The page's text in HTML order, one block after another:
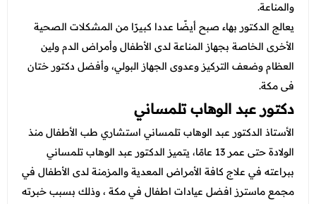
والمناعة.
يعالج الدكتور بهاء صبح أيضًا عددا كبيرًا من المشكلات الصحية
الأخرى الخاصة بجهاز المناعة لدى الأطفال وأمراض الدم ولين
العظام وضعف التركيز وعدوى الجهاز البولي، وأفضل دكتور ختان
فى مكة.
دكتور عبد الوهاب تلمساني
الأستاذ الدكتور عبد الوهاب تلمساني استشاري طب الأطفال منذ
الولادة حتى عمر 13 عامًا، يتميز الدكتور عبد الوهاب تلمساني
ببراعته في علاج كافة الأمراض المعدية والمزمنة لدى الأطفال في
مجمع ماسترز افضل عيادات اطفال في مكة ، وذلك بسبب خبرته